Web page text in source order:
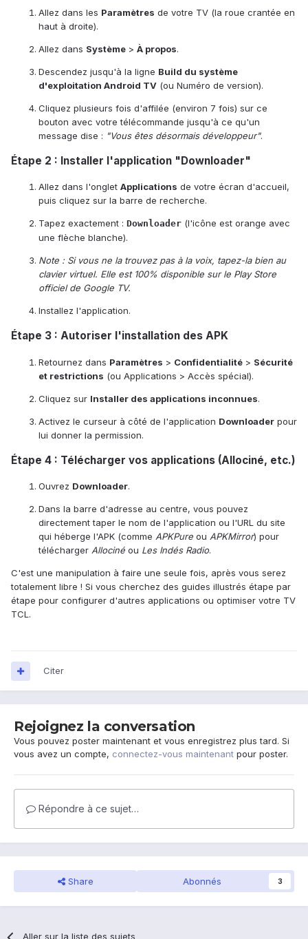
Allez dans les Paramètres de votre TV (la roue crantée en
haut à droite).
Allez dans Système > À propos.
Descendez jusqu'à la ligne Build du système
d'exploitation Android TV (ou Numéro de version).
Cliquez plusieurs fois d'affilée (environ 7 fois) sur ce
bouton avec votre télécommande jusqu'à ce qu'un
message dise : "Vous êtes désormais développeur".
Étape 2 : Installer l'application "Downloader"
Allez dans l'onglet Applications de votre écran d'accueil,
puis cliquez sur la barre de recherche.
Tapez exactement : Downloader (l'icône est orange avec
une flèche blanche).
Note : Si vous ne la trouvez pas à la voix, tapez-la bien au
clavier virtuel. Elle est 100% disponible sur le Play Store
officiel de Google TV.
Installez l'application.
Étape 3 : Autoriser l'installation des APK
Retournez dans Paramètres > Confidentialité > Sécurité
et restrictions (ou Applications > Accès spécial).
Cliquez sur Installer des applications inconnues.
Activez le curseur à côté de l'application Downloader pour
lui donner la permission.
Étape 4 : Télécharger vos applications (Allociné, etc.)
Ouvrez Downloader.
Dans la barre d'adresse au centre, vous pouvez
directement taper le nom de l'application ou l'URL du site
qui héberge l'APK (comme APKPure ou APKMirror) pour
télécharger Allociné ou Les Indés Radio.
C'est une manipulation à faire une seule fois, après vous serez
totalement libre ! Si vous cherchez des guides illustrés étape par
étape pour configurer d'autres applications ou optimiser votre TV
TCL.
Citer
Rejoignez la conversation
Vous pouvez poster maintenant et vous enregistrez plus tard. Si
vous avez un compte, connectez-vous maintenant pour poster.
Répondre à ce sujet…
Share Abonnés 3
Aller sur la liste des sujets